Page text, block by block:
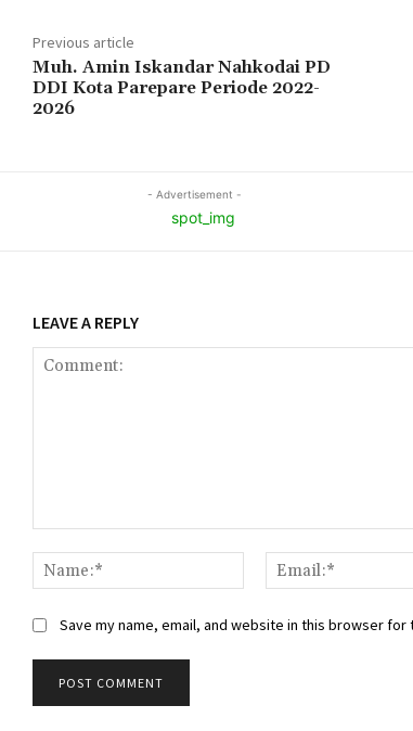
Previous article
Muh. Amin Iskandar Nahkodai PD
DDI Kota Parepare Periode 2022-
2026
- Advertisement -
LEAVE A REPLY
Name:*
Save my name, email, and website in this browser for